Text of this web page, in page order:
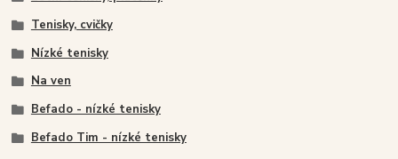
Tenisky, cvičky
Nízké tenisky
Na ven
Befado - nízké tenisky
Befado Tim - nízké tenisky